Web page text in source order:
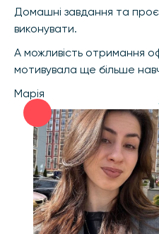
Домашні завдання та
виконувати.
А можливість отримання
мотивувала ще більше
Марія